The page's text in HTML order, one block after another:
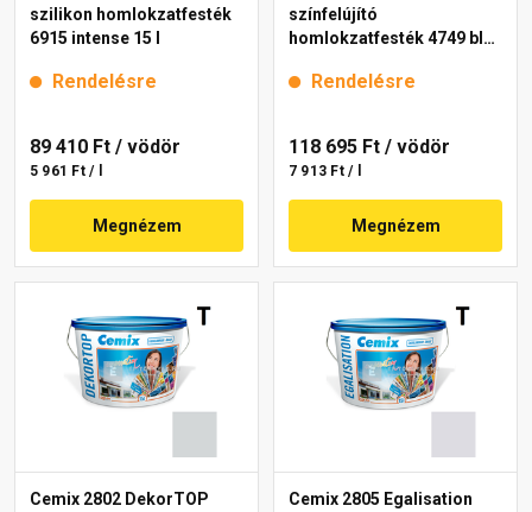
szilikon homlokzatfesték
6915 intense 15 l
Rendelésre
89 410 Ft / vödör
5 961 Ft / l
Megnézem
színfelújító
homlokzatfesték 4749 blue
Rendelésre
118 695 Ft / vödör
7 913 Ft / l
Megnézem
Cemix 2802 DekorTOP
Cemix 2805 Egalisation